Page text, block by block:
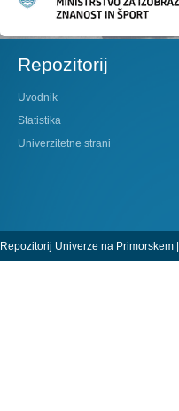
Repozitorij
Uvodnik
Statistika
Univerzitetne strani
Repozitorij Univerze na Primorskem |